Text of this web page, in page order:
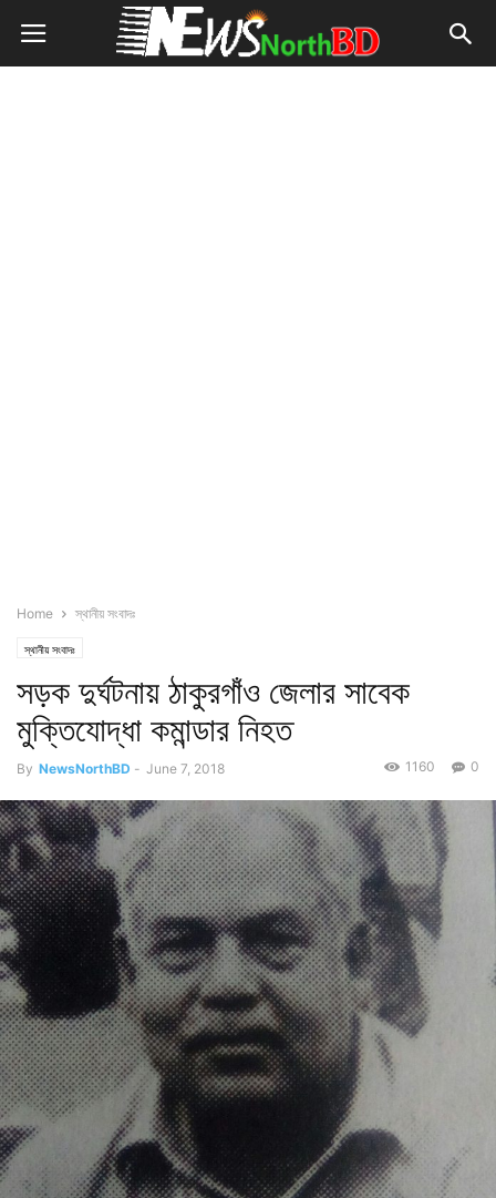
Home স্থানীয় সংবাদঃ
স্থানীয় সংবাদঃ
সড়ক দুর্ঘটনায় ঠাকুরগাঁও জেলার সাবেক
মুক্তিযোদ্ধা কমান্ডার নিহত
By NewsNorthBD - June 7, 2018 0
1160